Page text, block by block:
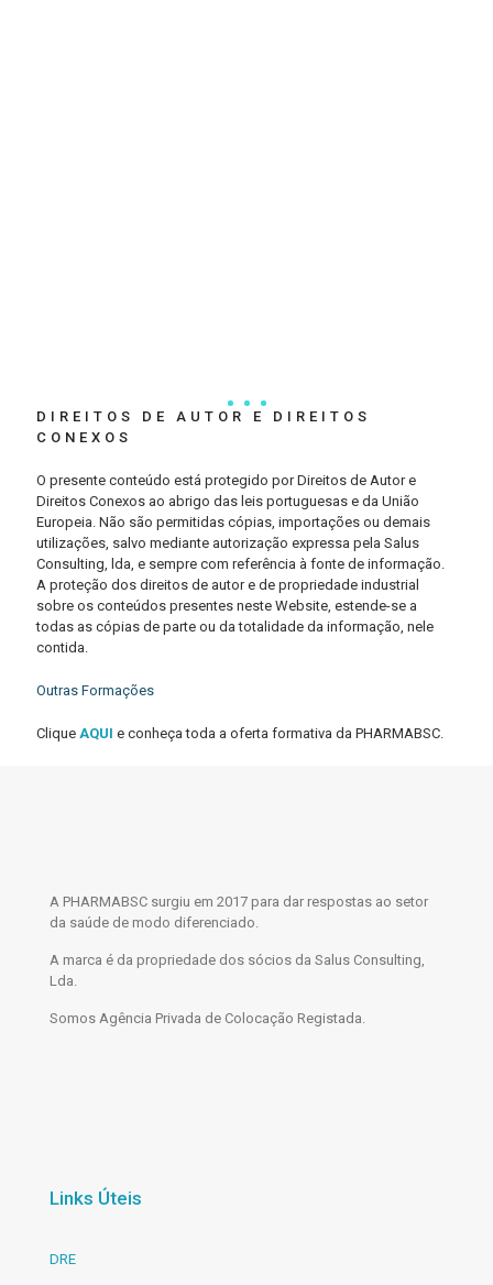
DIREITOS DE AUTOR E DIREITOS
CONEXOS
O presente conteúdo está protegido por Direitos de Autor e
Direitos Conexos ao abrigo das leis portuguesas e da União
Europeia. Não são permitidas cópias, importações ou demais
utilizações, salvo mediante autorização expressa pela Salus
Consulting, lda, e sempre com referência à fonte de informação.
A proteção dos direitos de autor e de propriedade industrial
sobre os conteúdos presentes neste Website, estende-se a
todas as cópias de parte ou da totalidade da informação, nele
contida.
Outras Formações
Clique AQUI e conheça toda a oferta formativa da PHARMABSC.
A PHARMABSC surgiu em 2017 para dar respostas ao setor
da saúde de modo diferenciado.
A marca é da propriedade dos sócios da Salus Consulting,
Lda.
Somos Agência Privada de Colocação Registada.
Links Úteis
DRE